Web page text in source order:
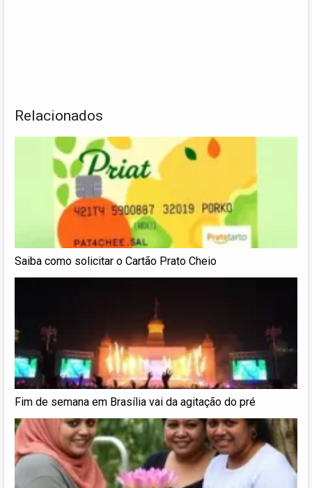
Relacionados
Saiba como solicitar o Cartão Prato Cheio
Fim de semana em Brasília vai da agitação do pré